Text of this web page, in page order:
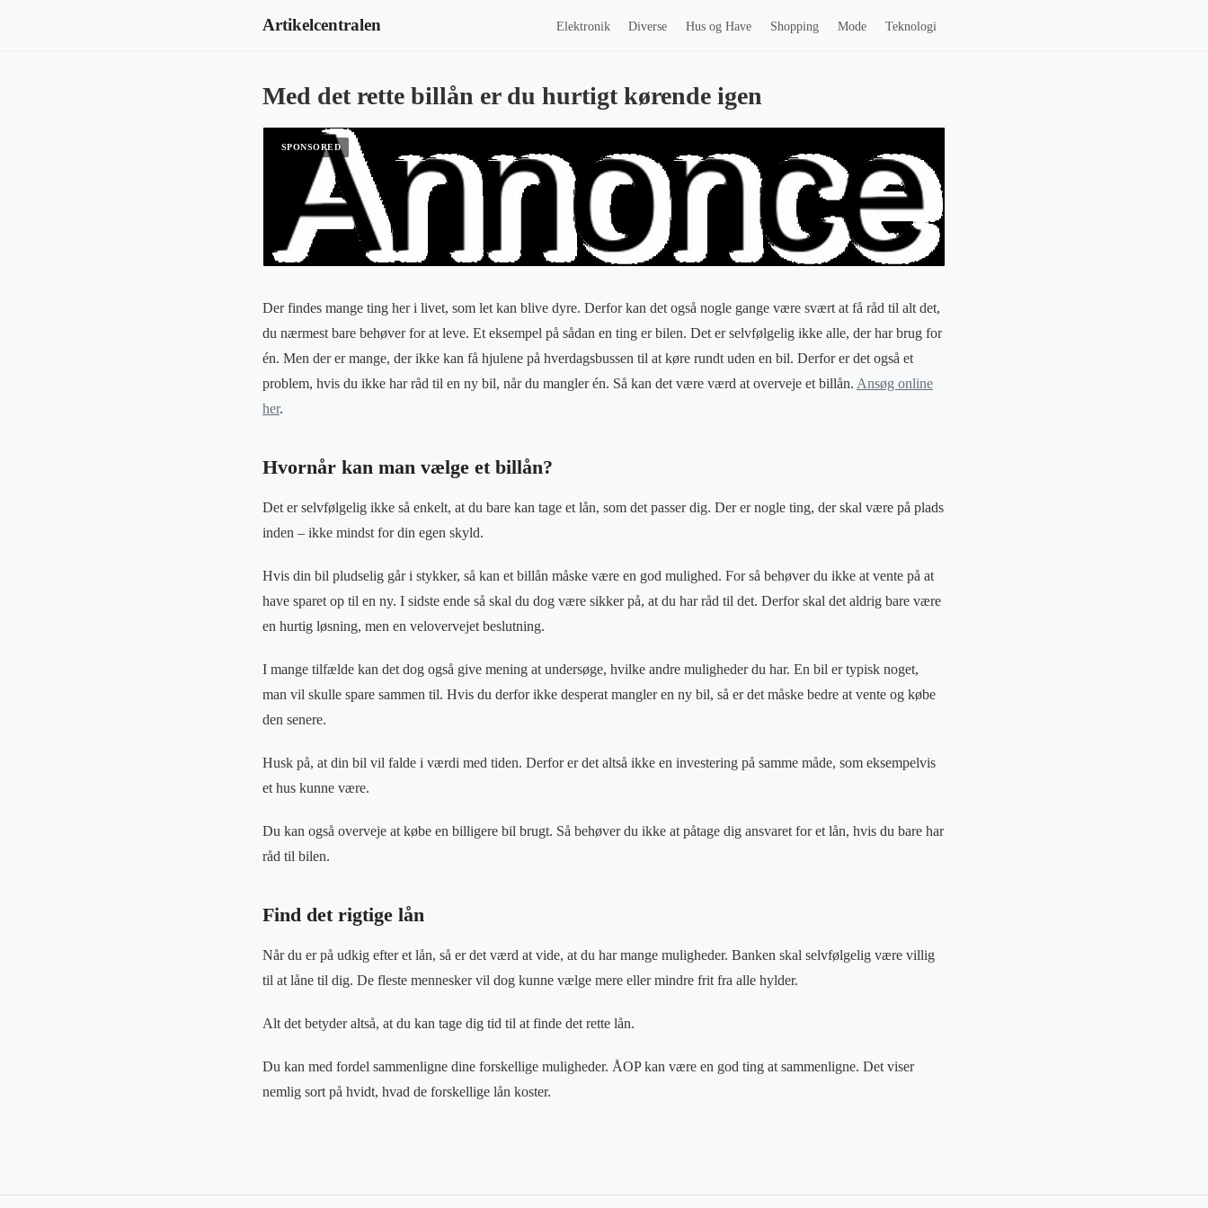
Artikelcentralen Elektronik Diverse Hus og Have Shopping Mode Teknologi
Med det rette billån er du hurtigt kørende igen
Der findes mange ting her i livet, som let kan blive dyre. Derfor kan det også nogle gange være svært at få råd til alt det,
du nærmest bare behøver for at leve. Et eksempel på sådan en ting er bilen. Det er selvfølgelig ikke alle, der har brug for
én. Men der er mange, der ikke kan få hjulene på hverdagsbussen til at køre rundt uden en bil. Derfor er det også et
problem, hvis du ikke har råd til en ny bil, når du mangler én. Så kan det være værd at overveje et billån. Ansøg online
her.
Hvornår kan man vælge et billån?
Det er selvfølgelig ikke så enkelt, at du bare kan tage et lån, som det passer dig. Der er nogle ting, der skal være på plads
inden – ikke mindst for din egen skyld.
Hvis din bil pludselig går i stykker, så kan et billån måske være en god mulighed. For så behøver du ikke at vente på at
have sparet op til en ny. I sidste ende så skal du dog være sikker på, at du har råd til det. Derfor skal det aldrig bare være
en hurtig løsning, men en velovervejet beslutning.
I mange tilfælde kan det dog også give mening at undersøge, hvilke andre muligheder du har. En bil er typisk noget,
man vil skulle spare sammen til. Hvis du derfor ikke desperat mangler en ny bil, så er det måske bedre at vente og købe
den senere.
Husk på, at din bil vil falde i værdi med tiden. Derfor er det altså ikke en investering på samme måde, som eksempelvis
et hus kunne være.
Du kan også overveje at købe en billigere bil brugt. Så behøver du ikke at påtage dig ansvaret for et lån, hvis du bare har
råd til bilen.
Find det rigtige lån
Når du er på udkig efter et lån, så er det værd at vide, at du har mange muligheder. Banken skal selvfølgelig være villig
til at låne til dig. De fleste mennesker vil dog kunne vælge mere eller mindre frit fra alle hylder.
Alt det betyder altså, at du kan tage dig tid til at finde det rette lån.
Du kan med fordel sammenligne dine forskellige muligheder. ÅOP kan være en god ting at sammenligne. Det viser
nemlig sort på hvidt, hvad de forskellige lån koster.